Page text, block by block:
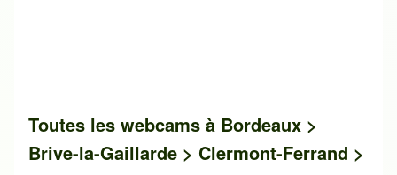
Toutes les webcams à Bordeaux >
Brive-la-Gaillarde > Clermont-Ferrand >